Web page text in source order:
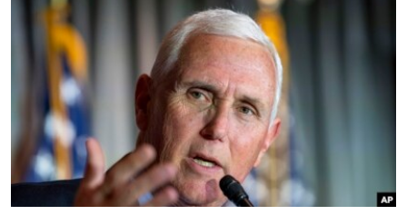
Search
Learning English
SUIV NOU
Languages